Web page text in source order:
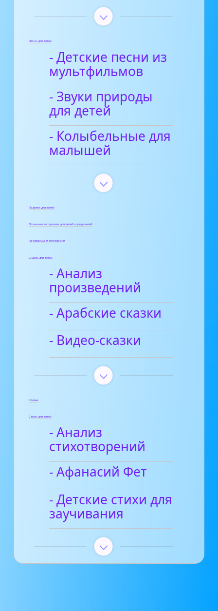
Песни для детей
- Детские песни из
мультфильмов
- Звуки природы
для детей
- Колыбельные для
малышей
Поделки для детей
Полезные материалы для детей и родителей
Пословицы и поговорки
Сказки для детей
- Анализ
произведений
- Арабские сказки
- Видео-сказки
Статьи
Стихи для детей
- Анализ
стихотворений
- Афанасий Фет
- Детские стихи для
заучивания